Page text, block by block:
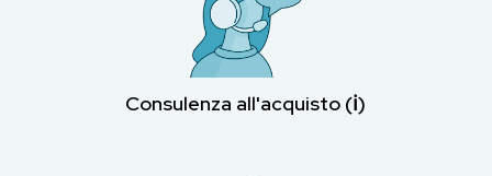
Consulenza all'acquisto (ℹ︎)